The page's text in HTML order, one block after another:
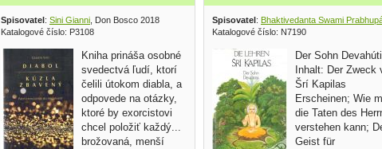
Spisovatel : Sini Gianni , Don Bosco 2018
Katalogové číslo: P3108
Kniha prináša osobné
svedectvá ľudí, ktorí
čelili útokom diabla, a
odpovede na otázky,
ktoré by exorcistovi
chcel položiť každý...
brožovaná, menší
Spisovatel : Bhaktivedanta Swami
Katalogové číslo: N7190
Der Sohn
Inhalt: Der Zweck
Šrí Kapilas
Erscheinen; Wie
die Taten des
verstehen kann;
Geist für